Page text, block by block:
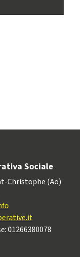
Sociale
Christophe (Ao)
01266380078